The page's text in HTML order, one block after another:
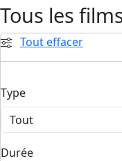
Tous les
Tout effacer
Type
Durée